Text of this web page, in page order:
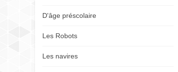
D'âge préscolaire
Les Robots
Les navires